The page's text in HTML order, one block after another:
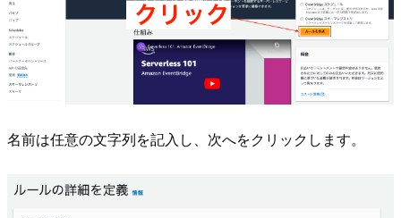
名前は任意の文字列を記入し、次へをクリックします。